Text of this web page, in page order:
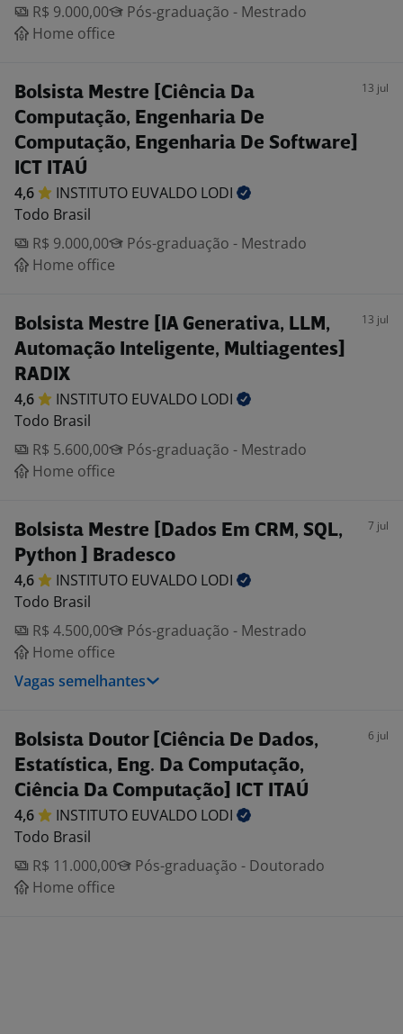
R$ 9.000,00
Pós-graduação - Mestrado
Home office
Bolsista Mestre [Ciência Da
Computação, Engenharia De
Computação, Engenharia De Software]
ICT ITAÚ
13 jul
4,6 INSTITUTO EUVALDO LODI
Todo Brasil
R$ 9.000,00
Pós-graduação - Mestrado
Home office
Bolsista Mestre [IA Generativa, LLM,
Automação Inteligente, Multiagentes]
RADIX
13 jul
4,6 INSTITUTO EUVALDO LODI
Todo Brasil
R$ 5.600,00
Pós-graduação - Mestrado
Home office
Bolsista Mestre [Dados Em CRM, SQL,
Python ] Bradesco
7 jul
4,6 INSTITUTO EUVALDO LODI
Todo Brasil
R$ 4.500,00
Pós-graduação - Mestrado
Home office
Vagas semelhantes
Bolsista Doutor [Ciência De Dados,
Estatística, Eng. Da Computação,
Ciência Da Computação] ICT ITAÚ
6 jul
4,6 INSTITUTO EUVALDO LODI
Todo Brasil
R$ 11.000,00
Pós-graduação - Doutorado
Home office